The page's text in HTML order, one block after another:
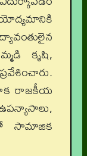
కృషి,
రాజకీయ
సామాజిక